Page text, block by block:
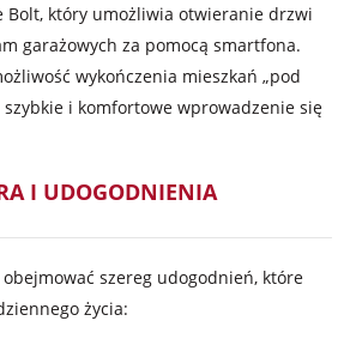
Bolt, który umożliwia otwieranie drzwi
garażowych za pomocą smartfona.
wykończenia mieszkań „pod
szybkie i komfortowe wprowadzenie się
I UDOGODNIENIA
szereg udogodnień, które
życia: